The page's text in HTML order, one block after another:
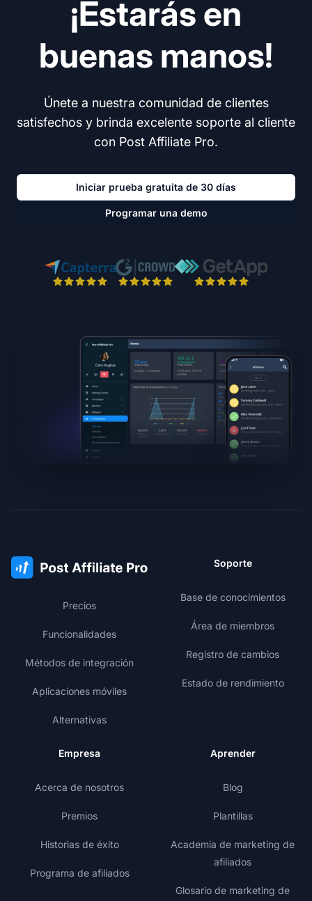
¡Estarás en
buenas manos!
Únete a nuestra comunidad de clientes
satisfechos y brinda excelente soporte al cliente
con Post Affiliate Pro.
Iniciar prueba gratuita de 30 días
Programar una demo
Precios
Funcionalidades
Métodos de integración
Aplicaciones móviles
Alternativas
Soporte
Base de conocimientos
Área de miembros
Registro de cambios
Estado de rendimiento
Empresa
Acerca de nosotros
Premios
Historias de éxito
Programa de afiliados
Aprender
Blog
Plantillas
Academia de marketing de
afiliados
Glosario de marketing de